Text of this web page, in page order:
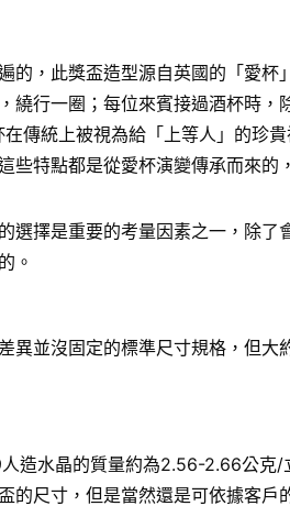
的，此獎盃造型源自英國的「愛
繞行一圈；每位來賓接過酒杯時
傳統上被視為給「上等人」的珍
些特點都是從愛杯演變傳承而來的
選擇是重要的考量因素之一，除
。
異並沒固定的標準尺寸規格，但
造水晶的質量約為2.56-2.66公克
的尺寸，但是當然還是可依據客戶